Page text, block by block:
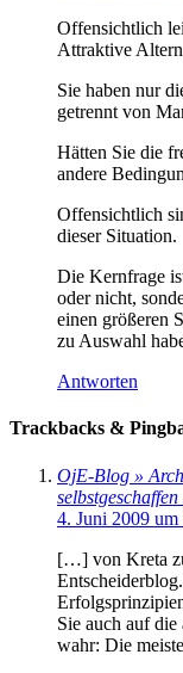
Offensichtlich
Attraktive
Sie haben nur
getrennt von
Hätten Sie die
andere
Offensichtlich
dieser Situation.
Die Kernfrage
oder nicht,
einen größeren
zu Auswahl
Antworten
Trackbacks &
OjE-Blog »
4. Juni 2009
[…] von Kreta
Sie auch auf
wahr: Die